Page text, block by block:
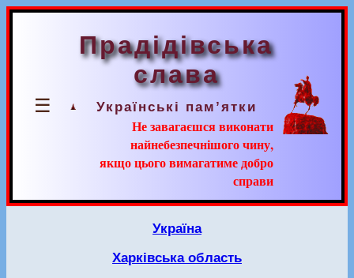
☰
Прадідівська
слава
Українські пам’ятки
Не завагаєшся виконати
найнебезпечнішого чину,
якщо цього вимагатиме добро
справи
Україна
Харківська область